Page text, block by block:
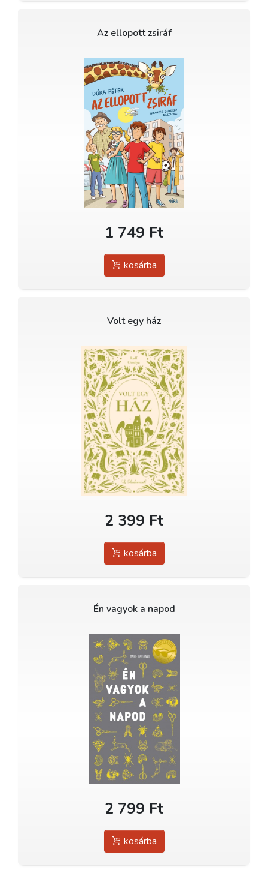
Az ellopott zsiráf
1 749 Ft
kosárba
Volt egy ház
2 399 Ft
kosárba
Én vagyok a napod
2 799 Ft
kosárba